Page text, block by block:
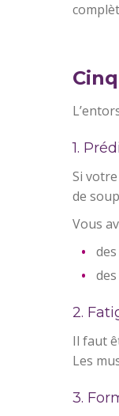
1.
Si
de
Vous
2.
Il faut
Les
3.